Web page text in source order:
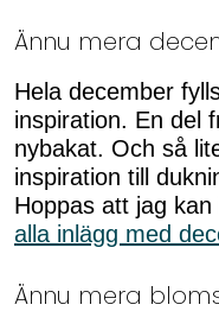
Ännu mera
Hela december
inspiration. En del
nybakat. Och så
inspiration till
Hoppas att jag kan
alla inlägg med
Ännu mera